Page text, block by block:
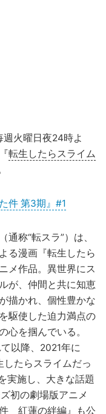
火曜日夜24時よ
転生したらスライム
件 第3期』#1
称“転スラ”）は、
る漫画『転生したら
メ作品。異世界にス
が、仲間と共に知恵
描かれ、個性豊かな
駆使した迫力満点の
心を掴んでいる。
以降、2021年に
たらスライムだっ
実施し、大きな話題
初の劇場版アニメ
件 紅蓮の絆編』も公